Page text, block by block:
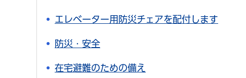
エレベーター用防災チェアを配付します
防災・安全
在宅避難のための備え